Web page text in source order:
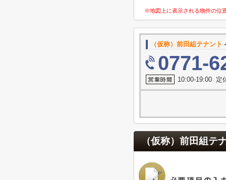
※地図上に表示される物件の位
（仮称）前田組テナント
0771-
10:00-19:00 定
（仮称）前田組テ